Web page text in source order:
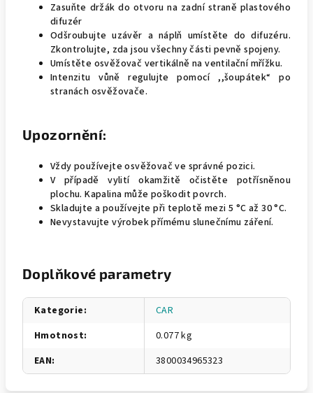
Zasuňte držák do otvoru na zadní straně plastového
difuzér
Odšroubujte uzávěr a náplň umístěte do difuzéru.
Zkontrolujte, zda jsou všechny části pevně spojeny.
Umístěte osvěžovač vertikálně na ventilační mřížku.
Intenzitu vůně regulujte pomocí ,,šoupátek“ po
stranách osvěžovače.
Upozornění:
Vždy používejte osvěžovač ve správné pozici.
V případě vylití okamžitě očistěte potřísněnou
plochu. Kapalina může poškodit povrch.
Skladujte a používejte při teplotě mezi 5 °C až 30 °C.
Nevystavujte výrobek přímému slunečnímu záření.
Doplňkové parametry
Kategorie:
CAR
Hmotnost:
0.077 kg
EAN: 3800034965323